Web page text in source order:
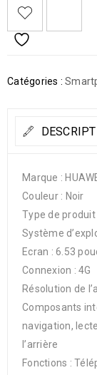
Catégories :
Marque :
Couleur : Noir
Type de
Système
Ecran : 6.53
Connexion : 4G
Résolution de
Composants
navigation,
l’arrière
Fonctions :